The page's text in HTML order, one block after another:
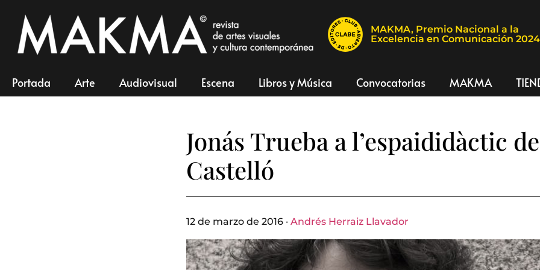
MAKMA, Premio Nacional a la
Excelencia en Comunicación 2024
Portada Arte Audiovisual Escena Libros y Música Convocatorias MAKMA
Jonás Trueba a l’espaididàctic de
Castelló
12 de marzo de 2016 · Andrés Herraiz Llavador